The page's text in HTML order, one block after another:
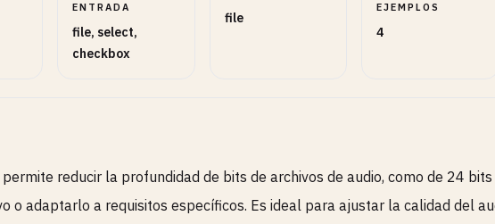
ENTRADA
file, select,
checkbox
file
EJEMPLOS
4
reducir la profundidad de bits de archivos de audio, como de 24
o adaptarlo a requisitos específicos. Es ideal para ajustar la calidad del